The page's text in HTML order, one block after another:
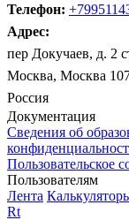
Телефон:
Адрес:
пер Докучаев, д. 2
Москва, Москва
Россия
Документация
Сведения об
Пользовательское
Пользователям
Лента
Rt